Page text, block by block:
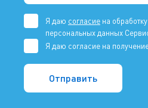
Я даю согласие на
персональных данных
Я даю согласие на